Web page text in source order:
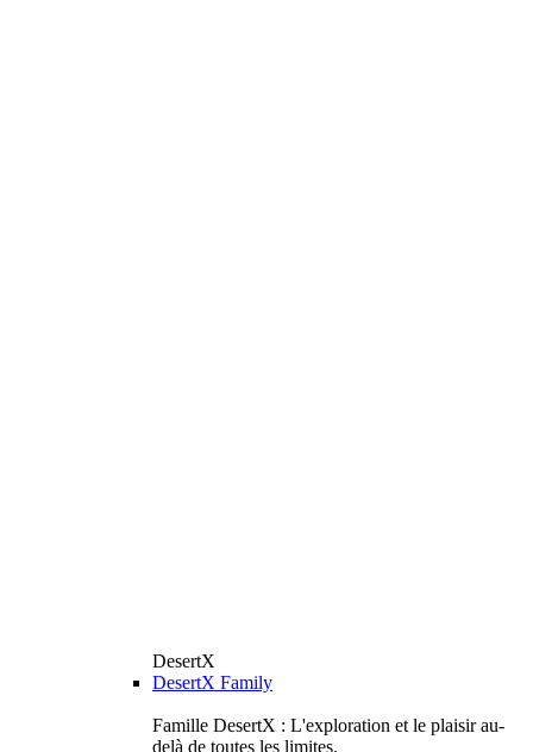
DesertX
DesertX Family
Famille DesertX : L'exploration et le plaisir au-
delà de toutes les limites.